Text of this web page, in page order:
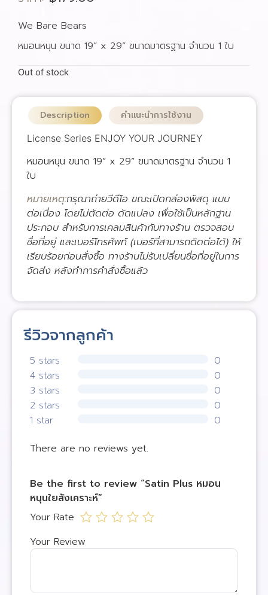
We Bare Bears
หมอนหนุน ขนาด 19” x 29” ขนาดมาตรฐาน จำนวน 1 ใบ
Out of stock
Description คำแนะนำการใช้งาน
License Series ENJOY YOUR JOURNEY
หมอนหนุน ขนาด 19” x 29” ขนาดมาตรฐาน จำนวน 1
ใบ
หมายเหตุ:กรุณาถ่ายวีดีโอ ขณะเปิดกล่องพัสดุ แบบ
ต่อเนื่อง โดยไม่ตัดต่อ ดัดแปลง เพื่อใช้เป็นหลักฐาน
ประกอบ สำหรับการเคลมสินค้ากับทางร้าน ตรวจสอบ
ชื่อที่อยู่ และเบอร์โทรศัพท์ (เบอร์ที่สามารถติดต่อได้) ให้
เรียบร้อยก่อนสั่งซื้อ ทางร้านไม่รับเปลี่ยนชื่อที่อยู่ในการ
จัดส่ง หลังทำการคำสั่งซื้อแล้ว
รีวิวจากลูกค้า
5 stars
0
4 stars
0
3 stars
0
2 stars
0
1 star
0
There are no reviews yet.
Be the first to review “Satin Plus หมอน
หนุนใยสังเคราะห์”
Your Rate
Your Review